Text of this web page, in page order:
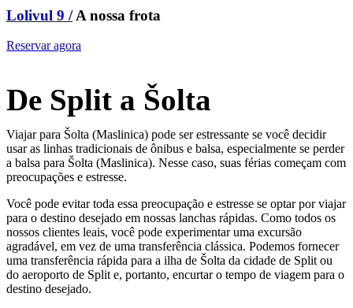
Lolivul 9 / A nossa frota
Reservar agora
De Split a Šolta
Viajar para Šolta (Maslinica) pode ser estressante se você decidir
usar as linhas tradicionais de ônibus e balsa, especialmente se perder
a balsa para Šolta (Maslinica). Nesse caso, suas férias começam com
preocupações e estresse.
Você pode evitar toda essa preocupação e estresse se optar por viajar
para o destino desejado em nossas lanchas rápidas. Como todos os
nossos clientes leais, você pode experimentar uma excursão
agradável, em vez de uma transferência clássica. Podemos fornecer
uma transferência rápida para a ilha de Šolta da cidade de Split ou
do aeroporto de Split e, portanto, encurtar o tempo de viagem para o
destino desejado.